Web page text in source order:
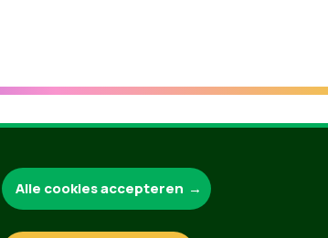
Groen.be
Alle cookies accepteren